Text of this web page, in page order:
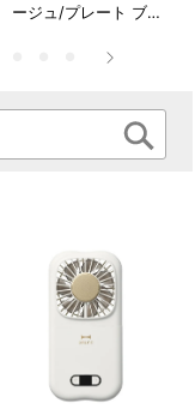
のでデスクやベッ
でも安心して使用で
ージュ/プレート ブル